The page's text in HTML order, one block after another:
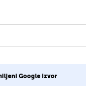
Google izvor